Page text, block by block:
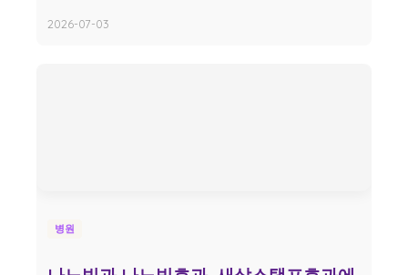
2026-07-03
병원